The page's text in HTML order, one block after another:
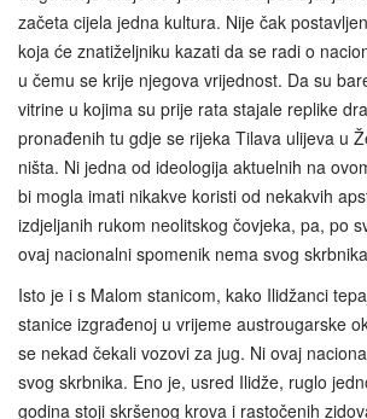
začeta cijela jedna kultura. Nije čak
koja će znatiželjniku kazati da se radi o
u čemu se krije njegova vrijednost. Da su
vitrine u kojima su prije rata stajale replike
pronađenih tu gdje se rijeka Tilava ulijeva u
ništa. Ni jedna od ideologija aktuelnih na
bi mogla imati nikakve koristi od nekakvih
izdjeljanih rukom neolitskog čovjeka, pa, po
ovaj nacionalni spomenik nema svog
Isto je i s Malom stanicom, kako Ilidžanci
stanice izgrađenoj u vrijeme austrougarske
se nekad čekali vozovi za jug. Ni ovaj
svog skrbnika. Eno je, usred Ilidže, ruglo
godina stoji skršenog krova i rastočenih